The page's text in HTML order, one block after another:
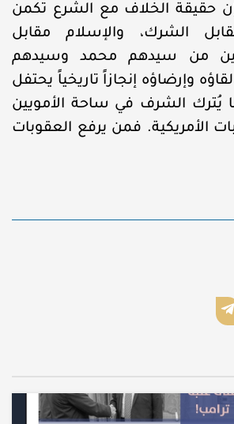
حقيقة الخلاف مع الشرع تكمن
الشرك، والإسلام مقابل
وبين من سيدهم محمد وسيدهم
وإرضاؤه إنجازاً تاريخياً يحتفل
يُترك الشرف في ساحة الأمويين
الأمريكية. فمن يرفع العقوبات